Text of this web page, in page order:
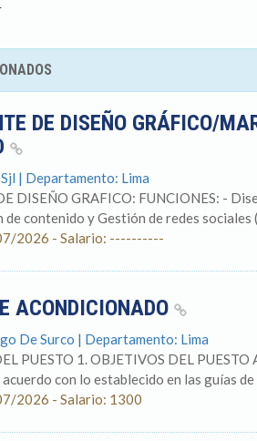
DE DISEÑO GRÁFICO/
| Departamento: Lima
DISEÑO GRAFICO: FUNCIONES: -
contenido y Gestión de redes sociales
2026 - Salario: ----------
ACONDICIONADO
De Surco | Departamento: Lima
PUESTO 1. OBJETIVOS DEL
con lo establecido en las guías
2026 - Salario: 1300